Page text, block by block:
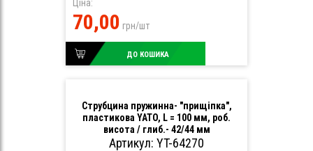
Ціна:
70,00 грн/шт
ДО КОШИКА
Струбцина пружинна- "прищіпка",
пластикова YATO, L = 100 мм, роб.
висота / глиб.- 42/44 мм
Артикул: YT-64270